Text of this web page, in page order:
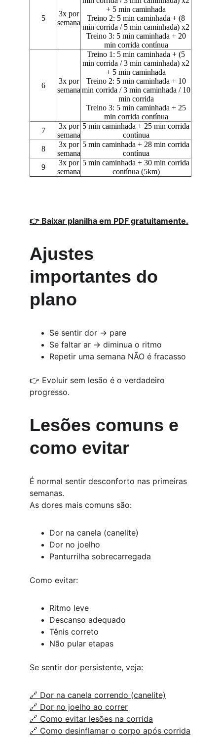
👉 Baixar planilha em PDF gratuitamente.
Ajustes
importantes do
plano
Se sentir dor → pare
Se faltar ar → diminua o ritmo
Repetir uma semana NÃO é fracasso
👉 Evoluir sem lesão é o verdadeiro
progresso.
Lesões comuns e
como evitar
É normal sentir desconforto nas primeiras
semanas.
As dores mais comuns são:
Dor na canela (canelite)
Dor no joelho
Panturrilha sobrecarregada
Como evitar:
Ritmo leve
Descanso adequado
Tênis correto
Não pular etapas
Se sentir dor persistente, veja:
🔗 Dor na canela correndo (canelite)
🔗 Dor no joelho ao correr
🔗 Como evitar lesões na corrida
🔗 Como desinflamar o corpo após corrida